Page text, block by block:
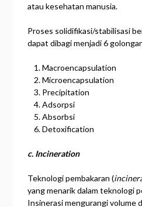
atau kesehatan manusia.
Proses solidifikasi/stabilisasi
dapat dibagi menjadi 6
Macroencapsulation
Microencapsulation
Precipitation
Adsorpsi
Absorbsi
Detoxification
c. Incineration
Teknologi pembakaran (
yang menarik dalam teknologi
Insinerasi mengurangi volume